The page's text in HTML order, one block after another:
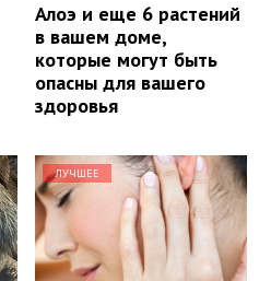
Алоэ и еще 6 растений
в вашем доме,
которые могут быть
опасны для вашего
здоровья
ЛУЧШЕЕ